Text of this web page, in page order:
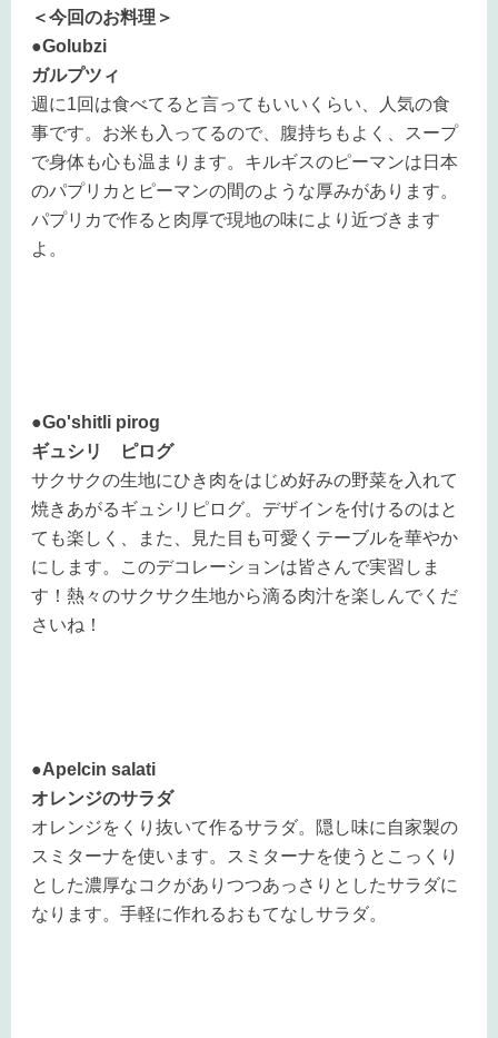
＜今回のお料理＞
●Golubzi
ガルプツィ
週に1回は食べてると言ってもいいくらい、人気の食
事です。お米も入ってるので、腹持ちもよく、スープ
で身体も心も温まります。キルギスのピーマンは日本
のパプリカとピーマンの間のような厚みがあります。
パプリカで作ると肉厚で現地の味により近づきます
よ。
●Go'shitli pirog
ギュシリ ピログ
サクサクの生地にひき肉をはじめ好みの野菜を入れて
焼きあがるギュシリピログ。デザインを付けるのはと
ても楽しく、また、見た目も可愛くテーブルを華やか
にします。このデコレーションは皆さんで実習しま
す！熱々のサクサク生地から滴る肉汁を楽しんでくだ
さいね！
●Apelcin salati
オレンジのサラダ
オレンジをくり抜いて作るサラダ。隠し味に自家製の
スミターナを使います。スミターナを使うとこっくり
とした濃厚なコクがありつつあっさりとしたサラダに
なります。手軽に作れるおもてなしサラダ。